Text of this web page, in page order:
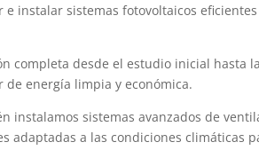
instalar sistemas fotovoltaicos
desde el estudio inicial hasta
energía limpia y económica.
sistemas avanzados de
adaptadas a las condiciones climáticas